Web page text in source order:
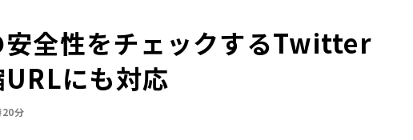
安全性をチェックするTwitter
にも対応
分